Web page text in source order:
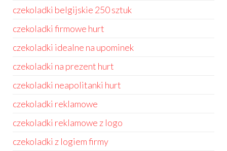
czekoladki belgijskie 250 sztuk
czekoladki firmowe hurt
czekoladki idealne na upominek
czekoladki na prezent hurt
czekoladki neapolitanki hurt
czekoladki reklamowe
czekoladki reklamowe z logo
czekoladki z logiem firmy